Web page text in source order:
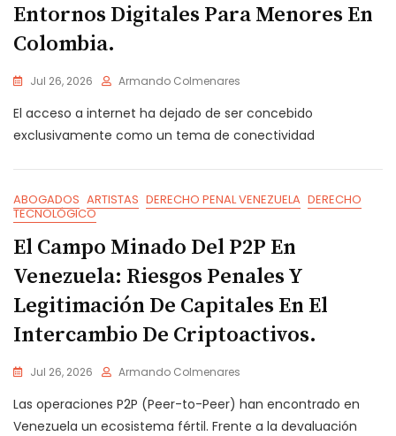
Entornos Digitales Para Menores En
Colombia.
Jul 26, 2026 Armando Colmenares
El acceso a internet ha dejado de ser concebido
exclusivamente como un tema de conectividad
ABOGADOS ARTISTAS DERECHO PENAL VENEZUELA DERECHO
TECNOLÓGICO
El Campo Minado Del P2P En
Venezuela: Riesgos Penales Y
Legitimación De Capitales En El
Intercambio De Criptoactivos.
Jul 26, 2026 Armando Colmenares
Las operaciones P2P (Peer-to-Peer) han encontrado en
Venezuela un ecosistema fértil. Frente a la devaluación